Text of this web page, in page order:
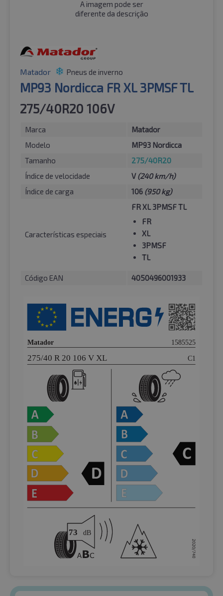
A imagem pode ser
diferente da descrição
Matador Pneus de inverno
MP93 Nordicca FR XL 3PMSF TL
275/40R20 106V
Marca
Matador
Modelo
MP93 Nordicca
Tamanho
275/40R20
Índice de velocidade
V(240 km/h)
Índice de carga
106 (950 kg)
Características especiais
FR XL 3PMSF TL
FR
XL
3PMSF
TL
Código EAN 4050496001933